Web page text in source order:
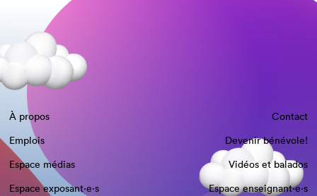
À propos
Contact
Emplois
Devenir bénévole!
Espace médias
Vidéos et balados
Espace exposant·e⋅s
Espace enseignant·e⋅s